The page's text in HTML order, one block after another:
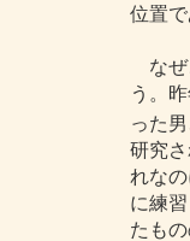
位置
なぜ
う。
った男
研究
れな
に練
たも